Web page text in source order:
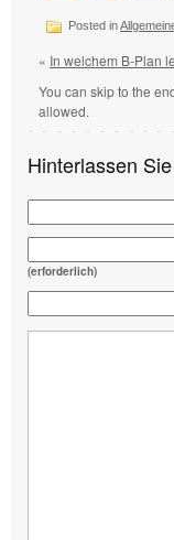
Posted in
« In welchem B-Plan
You can skip to the
allowed.
Hinterlassen
(erforderlich)